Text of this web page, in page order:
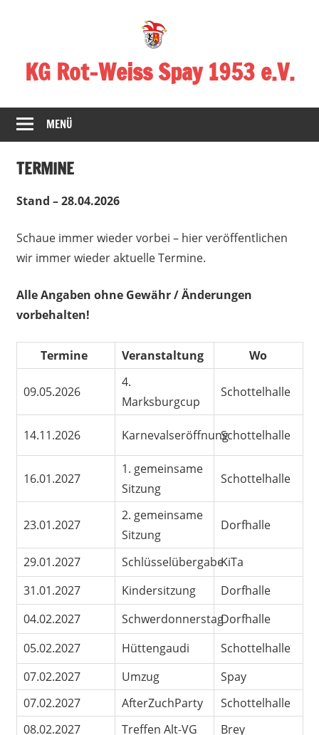
KG Rot-Weiss Spay 1953 e.V.
in
Spay!
MENÜ
TERMINE
Stand – 28.04.2026
Schaue immer wieder vorbei – hier veröffentlichen
wir immer wieder aktuelle Termine.
Alle Angaben ohne Gewähr / Änderungen
vorbehalten!
Termine Veranstaltung Wo
09.05.2026
4.
Marksburgcup
Schottelhalle
14.11.2026 KarnevalseröffnungSchottelhalle
16.01.2027
1. gemeinsame
Sitzung
Schottelhalle
23.01.2027
2. gemeinsame
Sitzung
Dorfhalle
29.01.2027 SchlüsselübergabeKiTa
31.01.2027
Kindersitzung
Dorfhalle
04.02.2027
SchwerdonnerstagDorfhalle
05.02.2027
Hüttengaudi
Schottelhalle
07.02.2027
Umzug
Spay
07.02.2027
AfterZuchParty
Schottelhalle
08.02.2027
Treffen Alt-VG Brey